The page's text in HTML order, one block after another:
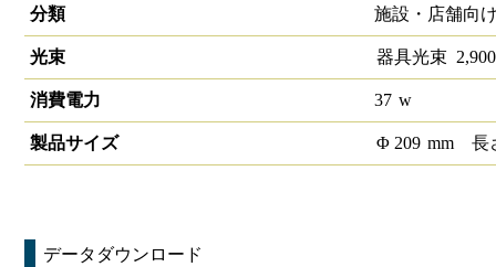
分類
施設・店舗向
光束 器具光束 2,900
消費電力 37 w
製品サイズ Φ 209 mm 長
データダウンロード